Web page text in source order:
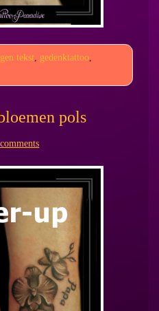
tekst, gedenktattoo,
pols